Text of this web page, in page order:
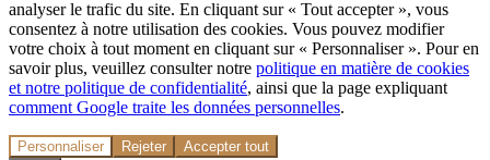
analyser le trafic du site. En cliquant sur « Tout accepter », vous
consentez à notre utilisation des cookies. Vous pouvez modifier
votre choix à tout moment en cliquant sur « Personnaliser ». Pour en
savoir plus, veuillez consulter notre politique en matière de cookies
et notre politique de confidentialité, ainsi que la page expliquant
comment Google traite les données personnelles.
Personnaliser Rejeter Accepter tout